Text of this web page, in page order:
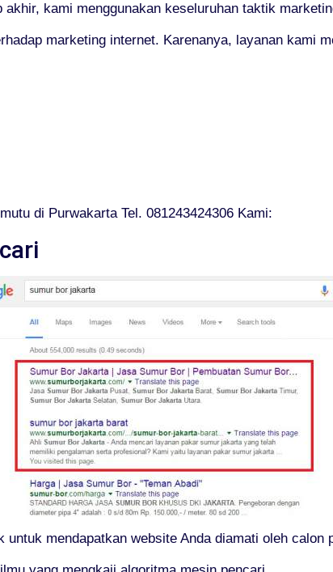
kami menggunakan keseluruhan taktik
marketing internet. Karenanya, layanan kami
di Purwakarta Tel. 081243424306 Kami:
mendapatkan website Anda diamati oleh calon